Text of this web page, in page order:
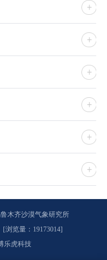
木齐沙漠气象研究所
[浏览量：19173014]
乐虎科技